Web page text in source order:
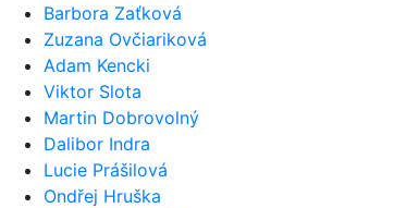
Barbora Zaťková
Zuzana Ovčiariková
Adam Kencki
Viktor Slota
Martin Dobrovolný
Dalibor Indra
Lucie Prášilová
Ondřej Hruška